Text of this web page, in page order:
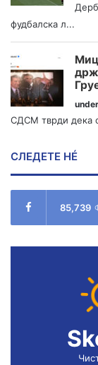
фудбалска л...
under
СДСМ тврди дека
СЛЕДЕТЕ НÉ
85,739